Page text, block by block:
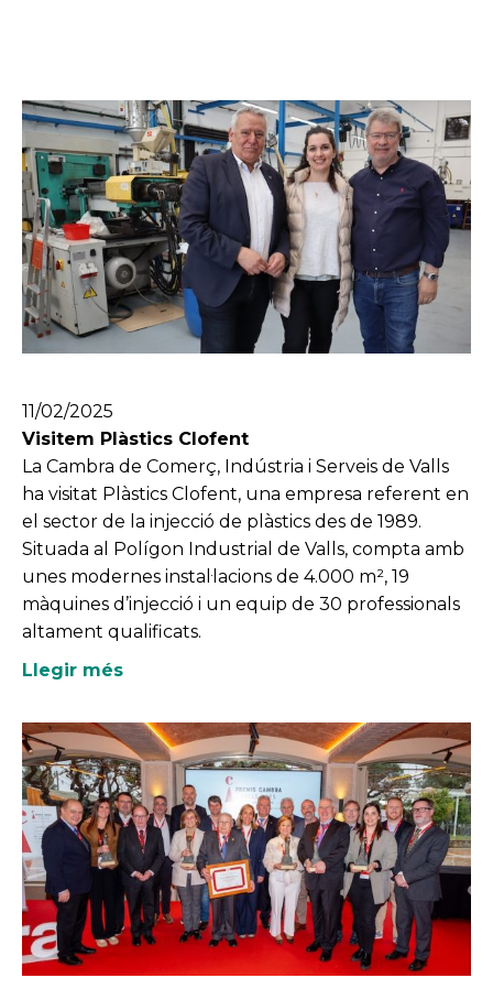
11/02/2025
Visitem Plàstics Clofent
La Cambra de Comerç, Indústria i Serveis de Valls
ha visitat Plàstics Clofent, una empresa referent en
el sector de la injecció de plàstics des de 1989.
Situada al Polígon Industrial de Valls, compta amb
unes modernes instal·lacions de 4.000 m², 19
màquines d’injecció i un equip de 30 professionals
altament qualificats.
Llegir més